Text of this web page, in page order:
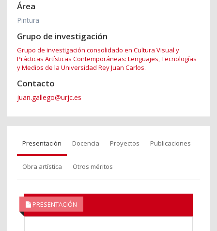
Área
Pintura
Grupo de investigación
Grupo de investigación consolidado en Cultura Visual y
Prácticas Artísticas Contemporáneas: Lenguajes, Tecnologías
y Medios de la Universidad Rey Juan Carlos.
Contacto
juan.gallego@urjc.es
Presentación Docencia Proyectos Publicaciones
Obra artística Otros méritos
PRESENTACIÓN